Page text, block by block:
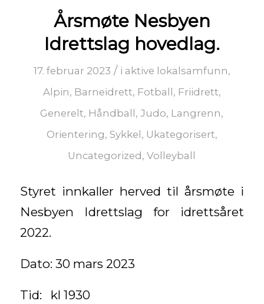
Årsmøte Nesbyen
Idrettslag hovedlag.
17. februar 2023 / i aktive lokalsamfunn,
Alpin, Barneidrett, Fotball, Friidrett,
Generelt, Håndball,Judo, Langrenn,
Orientering, Sykkel, Ukategorisert,
Uncategorized,Volleyball
Styret innkaller herved til årsmøte i
Nesbyen Idrettslag for idrettsåret
2022.
Dato: 30 mars 2023
Tid: kl 1930